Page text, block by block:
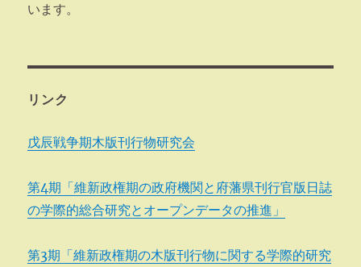
います。
リンク
戊辰戦争期木版刊行物研究会
第4期「維新政権期の政府機関と府藩県刊行官版日誌
の学際的総合研究とオープンデータの推進」
第3期「維新政権期の木版刊行物に関する学際的研究